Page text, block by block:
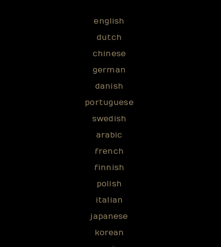
english
dutch
chinese
german
danish
portuguese
swedish
arabic
french
finnish
polish
italian
japanese
korean